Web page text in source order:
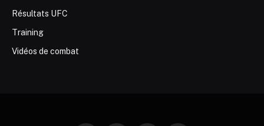
Résultats UFC
Training
Vidéos de combat